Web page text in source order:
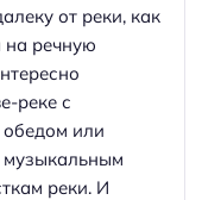
от реки, как
на речную
реке с
обедом или
музыкальным
реки. И